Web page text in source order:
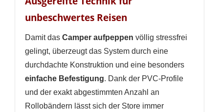
unbeschwertes Reisen
Damit das Camper aufpeppen völlig stressfrei
gelingt, überzeugt das System durch eine
durchdachte Konstruktion und eine besonders
einfache Befestigung. Dank der PVC-Profile
und der exakt abgestimmten Anzahl an
Rollobändern lässt sich der Store immer
Wunschliste
erstellen
Sie müssen angemeldet sein, um Artikel Ihrer